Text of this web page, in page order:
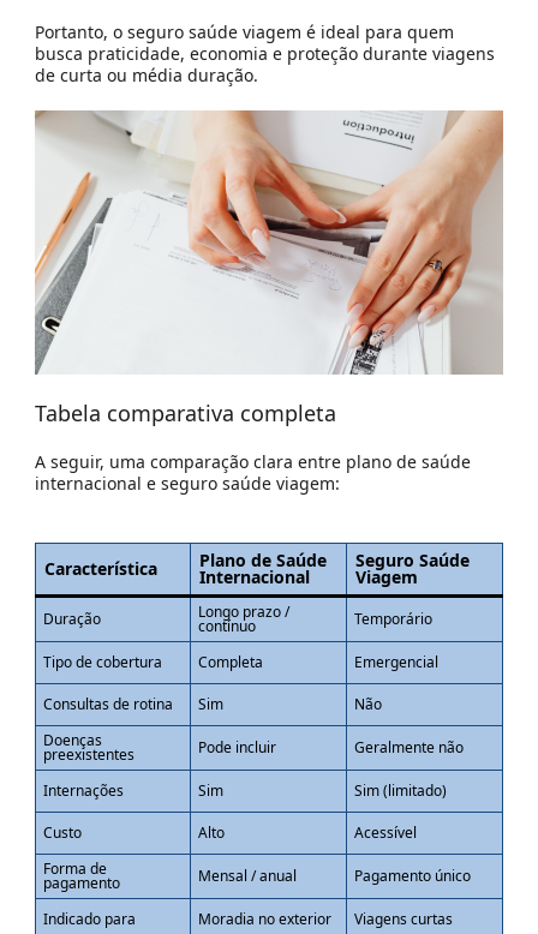
Portanto, o seguro saúde viagem é ideal para quem
busca praticidade, economia e proteção durante viagens
de curta ou média duração.
Tabela comparativa completa
A seguir, uma comparação clara entre plano de saúde
internacional e seguro saúde viagem:
Característica Plano de Saúde
Internacional
Seguro Saúde
Viagem
Duração Longo prazo /
contínuo Temporário
Tipo de cobertura Completa Emergencial
Consultas de rotina Sim
Não
Doenças
preexistentes Pode incluir Geralmente não
Internações Sim Sim (limitado)
Custo Alto
Acessível
Forma de
pagamento Mensal / anual Pagamento único
Indicado para Moradia no exterior Viagens curtas